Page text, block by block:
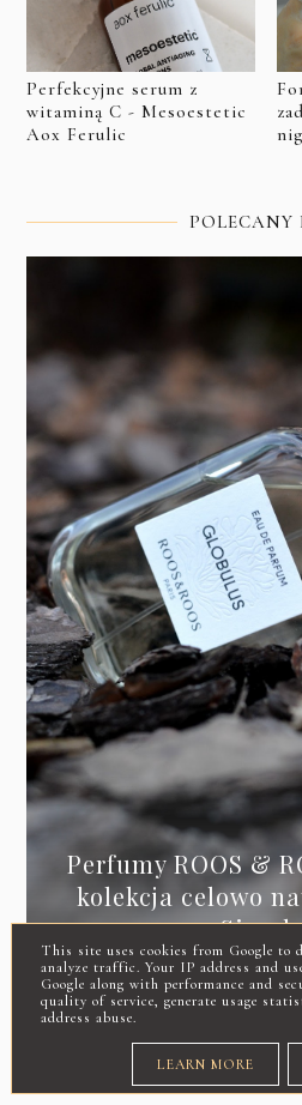
Perfekcyjne serum z
witaminą C - Mesoestetic
Aox Ferulic
POLECANY
Perfumy ROOS &
kolekcja celowo
DOŁĄCZ DO
This site uses cookies from Google to
analyze traffic. Your IP address and
Google along with performance and
quality of service, generate usage
address abuse.
LEARN MORE